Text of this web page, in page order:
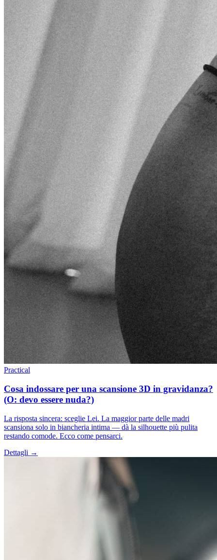
Practical
Cosa indossare per una scansione 3D in gravidanza?
(O: devo essere nuda?)
La risposta sincera: sceglie Lei. La maggior parte delle madri
scansiona solo in biancheria intima — dà la silhouette più pulita
restando comode. Ecco come pensarci.
Dettagli →